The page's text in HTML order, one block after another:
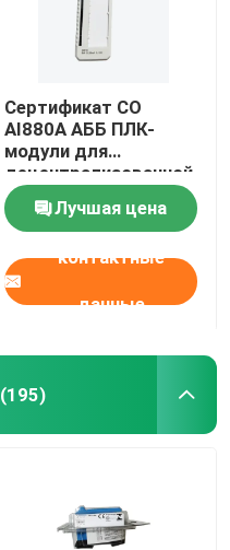
Сертификат CO
AI880A АББ ПЛК-
модули для
децентрализованной
системы управления
Лучшая цена
контактные
данные
(195)